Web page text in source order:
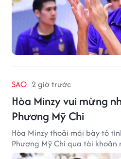
SAO 2 giờ trước
Hòa Minzy vui mừng
Phương Mỹ Chi
Hòa Minzy thoải mái bày tỏ
Phương Mỹ Chi qua tài khoản